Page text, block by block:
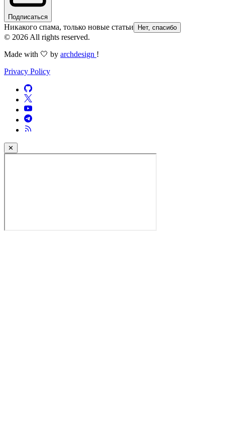
Подписаться
Никакого спама, только новые статьи Нет, спасибо
© 2026 All rights reserved.
Made with 🤍 by archdesign !
Privacy Policy
✕